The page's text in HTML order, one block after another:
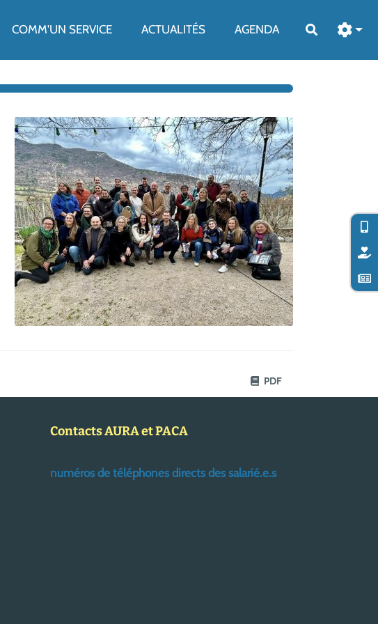
COMM'UN SERVICE ACTUALITÉS AGENDA Rechercher
PDF
Contacts AURA et PACA
numéros de téléphones directs des salarié.e.s